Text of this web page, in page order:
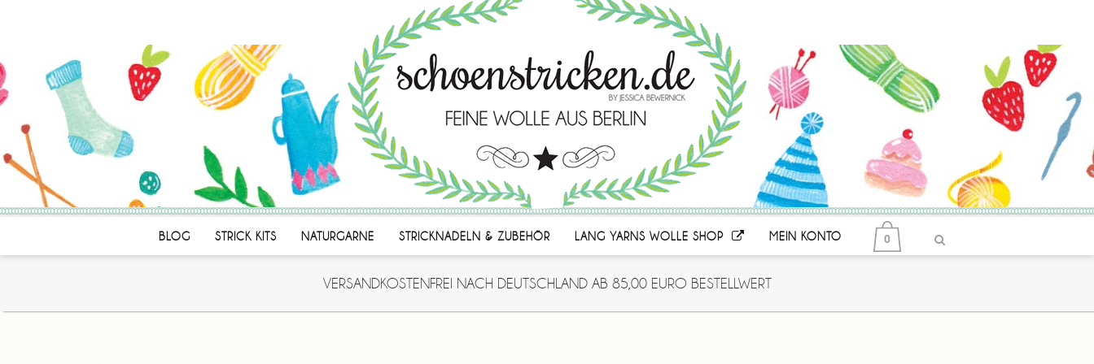
BLOG STRICK KITS NATURGARNE STRICKNADELN & ZUBEHÖR LANG YARNS WOLLE SHOP MEIN KONTO 0
VERSANDKOSTENFREI NACH DEUTSCHLAND AB 85,00 EURO BESTELLWERT